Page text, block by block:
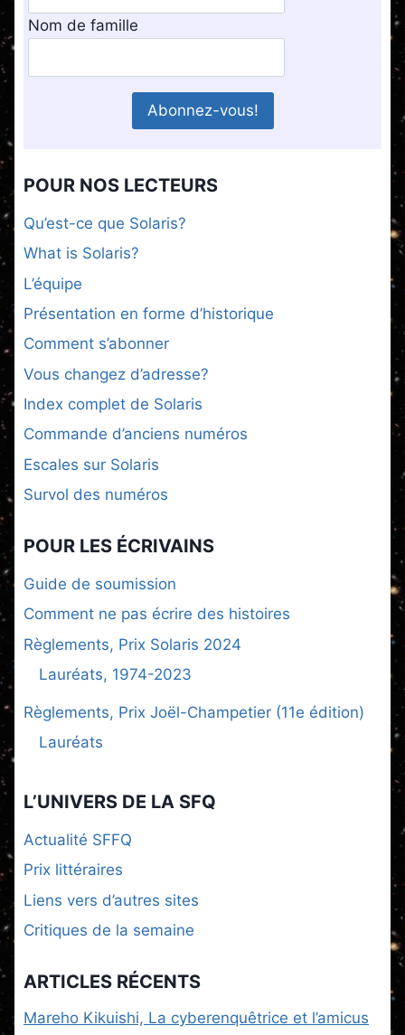
Nom de famille
POUR NOS LECTEURS
Qu’est-ce que Solaris?
What is Solaris?
L’équipe
Présentation en forme d’historique
Comment s’abonner
Vous changez d’adresse?
Index complet de Solaris
Commande d’anciens numéros
Escales sur Solaris
Survol des numéros
POUR LES ÉCRIVAINS
Guide de soumission
Comment ne pas écrire des histoires
Règlements, Prix Solaris 2024
Lauréats, 1974-2023
Règlements, Prix Joël-Champetier (11e édition)
Lauréats
L’UNIVERS DE LA SFQ
Actualité SFFQ
Prix littéraires
Liens vers d’autres sites
Critiques de la semaine
ARTICLES RÉCENTS
Mareho Kikuishi, La cyberenquêtrice et l’amicus